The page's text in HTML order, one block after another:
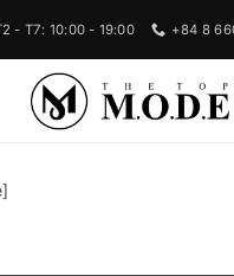
- T7: 10:00 - 19:00 +84 8